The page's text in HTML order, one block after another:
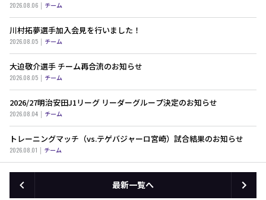
2026.08.06 チーム
川村拓夢選手加入会見を行いました！
2026.08.05 チーム
大迫敬介選手 チーム再合流のお知らせ
2026.08.05 チーム
2026/27明治安田J1リーグ リーダーグループ決定のお知らせ
2026.08.04 チーム
トレーニングマッチ（vs.テゲバジャーロ宮崎）試合結果のお知らせ
2026.08.01 チーム
最新一覧へ